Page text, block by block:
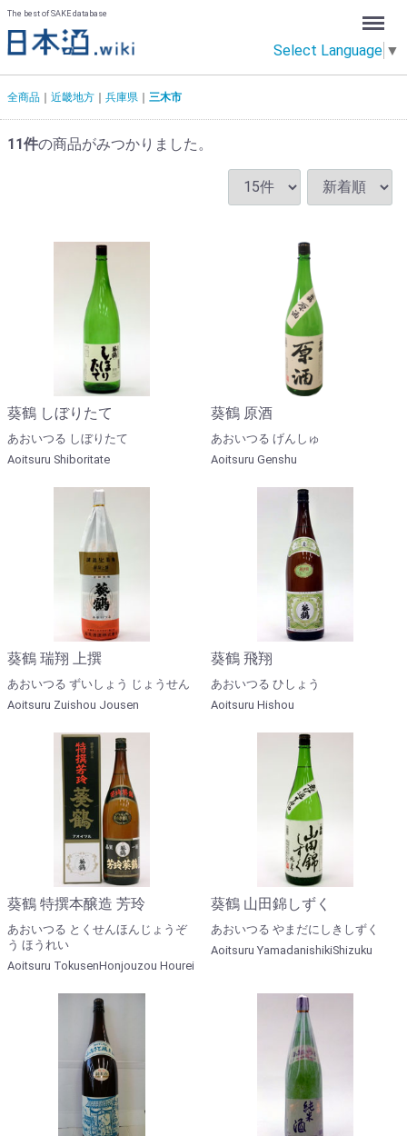
The best of SAKE database
Select Language ▼
Menu
全商品 近畿地方 兵庫県 三木市
11件の商品がみつかりました。
葵鶴 しぼりたて
あおいつる しぼりたて
Aoitsuru Shiboritate
葵鶴 原酒
あおいつる げんしゅ
Aoitsuru Genshu
葵鶴 瑞翔 上撰
あおいつる ずいしょう じょうせん
Aoitsuru Zuishou Jousen
葵鶴 飛翔
あおいつる ひしょう
Aoitsuru Hishou
葵鶴 特撰本醸造 芳玲
あおいつる とくせんほんじょうぞ
う ほうれい
Aoitsuru TokusenHonjouzou Hourei
葵鶴 山田錦しずく
あおいつる やまだにしきしずく
Aoitsuru YamadanishikiShizuku